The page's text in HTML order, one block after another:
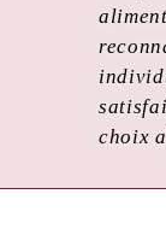
choix